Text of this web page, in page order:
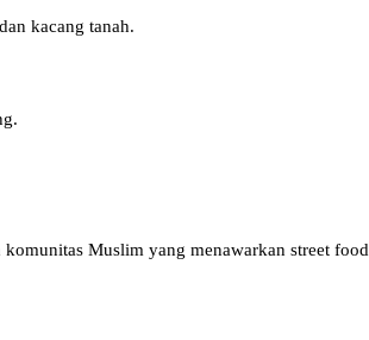
kacang tanah.
Muslim yang menawarkan street food